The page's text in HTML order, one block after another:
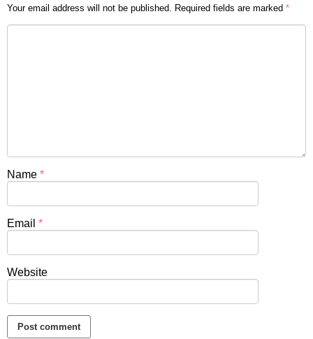
Your email address will not be published. Required fields are marked *
Name *
Email *
Website